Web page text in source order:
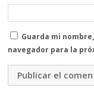
Guarda mi
navegador para la